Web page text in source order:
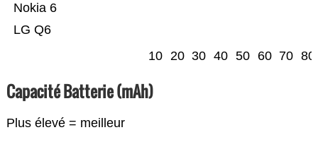
LG Q6
Nokia 6
10 20 30 40 50 60 70 80
Capacité Batterie (mAh)
Plus élevé = meilleur